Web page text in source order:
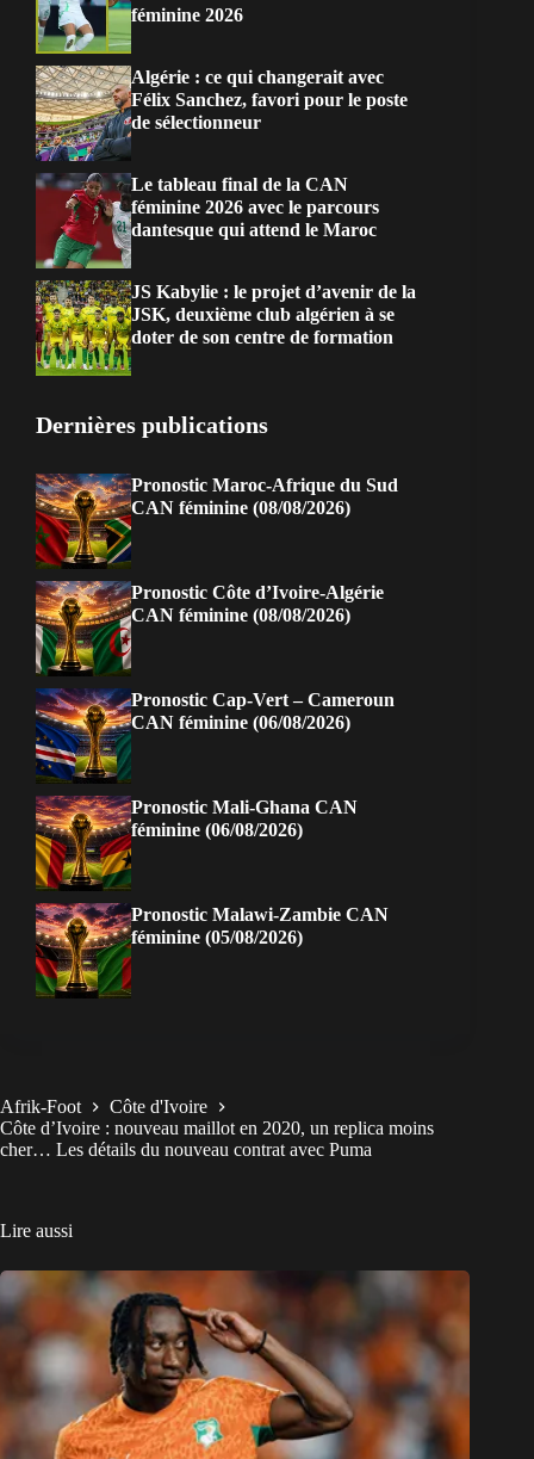
féminine 2026
Algérie : ce qui changerait avec
Félix Sanchez, favori pour le poste
de sélectionneur
Le tableau final de la CAN
féminine 2026 avec le parcours
dantesque qui attend le Maroc
JS Kabylie : le projet d’avenir de la
JSK, deuxième club algérien à se
doter de son centre de formation
Dernières publications
Pronostic Maroc-Afrique du Sud
CAN féminine (08/08/2026)
Pronostic Côte d’Ivoire-Algérie
CAN féminine (08/08/2026)
Pronostic Cap-Vert – Cameroun
CAN féminine (06/08/2026)
Pronostic Mali-Ghana CAN
féminine (06/08/2026)
Pronostic Malawi-Zambie CAN
féminine (05/08/2026)
Afrik-Foot
Côte d'Ivoire
Côte d’Ivoire : nouveau maillot en 2020, un replica moins
cher… Les détails du nouveau contrat avec Puma
Lire aussi